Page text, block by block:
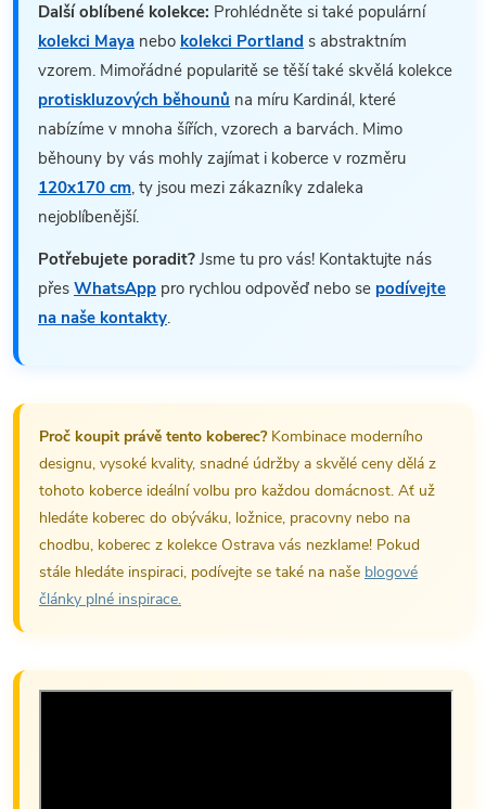
Další oblíbené kolekce: Prohlédněte si také populární
kolekci Maya nebo kolekci Portland s abstraktním
vzorem. Mimořádné popularitě se těší také skvělá kolekce
protiskluzových běhounů na míru Kardinál, které
nabízíme v mnoha šířích, vzorech a barvách. Mimo
běhouny by vás mohly zajímat i koberce v rozměru
120x170 cm, ty jsou mezi zákazníky zdaleka
nejoblíbenější.
Potřebujete poradit? Jsme tu pro vás! Kontaktujte nás
přes WhatsApp pro rychlou odpověď nebo se podívejte
na naše kontakty.
Proč koupit právě tento koberec?Kombinace moderního
designu, vysoké kvality, snadné údržby a skvělé ceny dělá z
tohoto koberce ideální volbu pro každou domácnost. Ať už
hledáte koberec do obýváku, ložnice, pracovny nebo na
chodbu, koberec z kolekce Ostrava vás nezklame! Pokud
stále hledáte inspiraci, podívejte se také na naše blogové
články plné inspirace.